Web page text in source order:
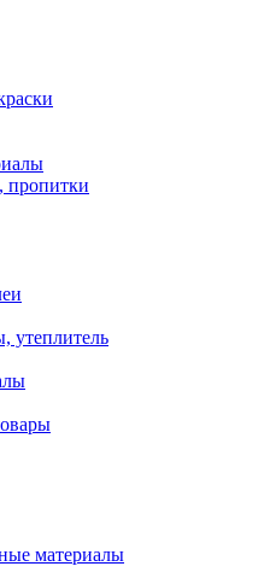
пропитки
утеплитель
материалы